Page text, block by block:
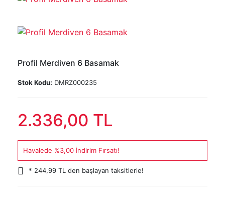
Profil Merdiven 6 Basamak
Stok Kodu: DMRZ000235
2.336,00 TL
Havalede %3,00 İndirim Fırsatı!
* 244,99 TL den başlayan taksitlerle!